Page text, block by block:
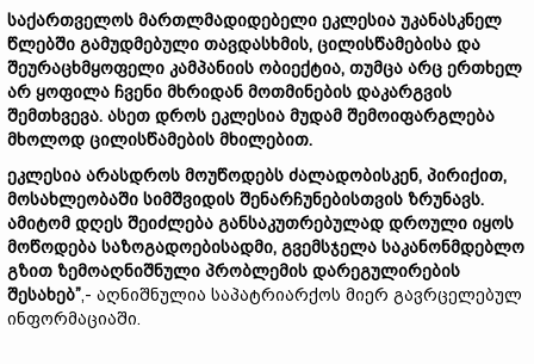
საქართველოს მართლმადიდებელი ეკლესია უკანასკნელ
წლებში გამუდმებული თავდასხმის, ცილისწამებისა და
შეურაცხმყოფელი კამპანიის ობიექტია, თუმცა არც ერთხელ
არ ყოფილა ჩვენი მხრიდან მოთმინების დაკარგვის
შემთხვევა. ასეთ დროს ეკლესია მუდამ შემოიფარგლება
მხოლოდ ცილისწამების მხილებით.
ეკლესია არასდროს მოუწოდებს ძალადობისკენ, პირიქით,
მოსახლეობაში სიმშვიდის შენარჩუნებისთვის ზრუნავს.
ამიტომ დღეს შეიძლება განსაკუთრებულად დროული იყოს
მოწოდება საზოგადოებისადმი, გვემსჯელა საკანონმდებლო
გზით ზემოაღნიშნული პრობლემის დარეგულირების
შესახებ”,- აღნიშნულია საპატრიარქოს მიერ გავრცელებულ
ინფორმაციაში.